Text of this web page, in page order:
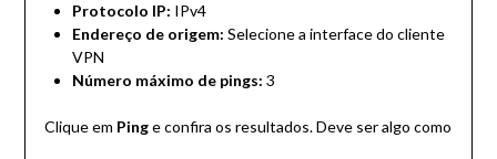
Protocolo IP: IPv4
Endereço de origem: Selecione a interface do cliente
VPN
Número máximo de pings: 3
Clique em Pinge confira os resultados. Deve ser algo como